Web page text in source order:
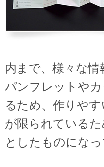
内まで、様々な
パンフレットや
るため、作りや
が限られている
としたものにな